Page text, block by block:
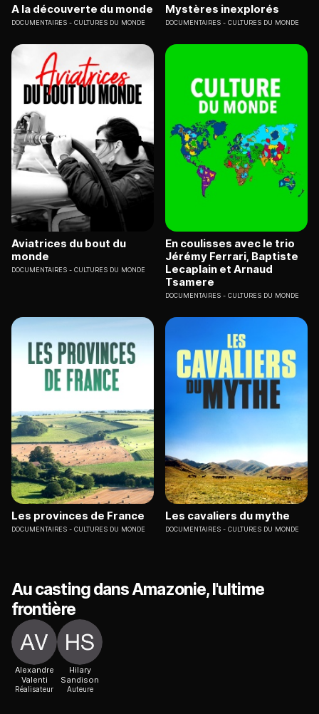
A la découverte du monde
DOCUMENTAIRES CULTURES DU MONDE
Mystères inexplorés
DOCUMENTAIRES CULTURES DU MONDE
Aviatrices du bout du
monde
DOCUMENTAIRES CULTURES DU MONDE
En coulisses avec le trio
Jérémy Ferrari, Baptiste
Lecaplain et Arnaud
Tsamere
DOCUMENTAIRES CULTURES DU MONDE
Les provinces de France
DOCUMENTAIRES CULTURES DU MONDE
Les cavaliers du mythe
DOCUMENTAIRES CULTURES DU MONDE
Au casting dans Amazonie, l'ultime
frontière
Alexandre
Valenti
Réalisateur
Hilary
Sandison
Auteure